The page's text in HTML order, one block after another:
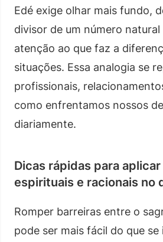
Edé exige olhar mais fundo,
divisor de um número
atenção ao que faz a
situações. Essa analogia se
profissionais,
como enfrentamos nossos
diariamente.
Dicas rápidas para
espirituais e racionais no
Romper barreiras entre o
pode ser mais fácil do que se